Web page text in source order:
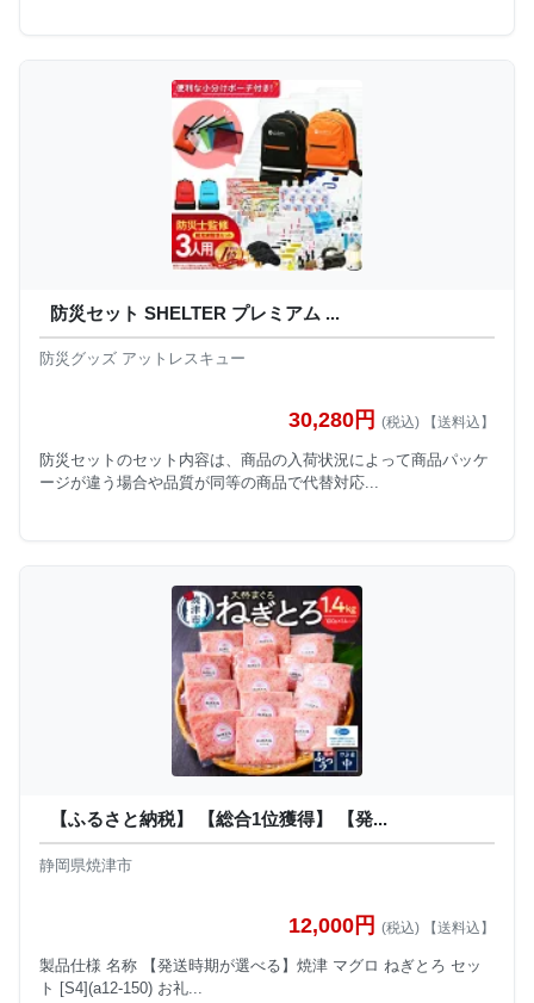
防災セット SHELTER プレミアム ...
防災グッズ アットレスキュー
30,280円 (税込) 【送料込】
防災セットのセット内容は、商品の入荷状況によって商品パッケ
ージが違う場合や品質が同等の商品で代替対応...
【ふるさと納税】 【総合1位獲得】 【発...
静岡県焼津市
12,000円 (税込) 【送料込】
製品仕様 名称 【発送時期が選べる】焼津 マグロ ねぎとろ セッ
ト [S4](a12-150) お礼...